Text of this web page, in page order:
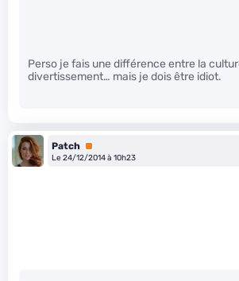
Perso je fais une différence entre la
divertissement… mais je dois être idiot.
Patch Premium
Le 24/12/2014 à 10h23